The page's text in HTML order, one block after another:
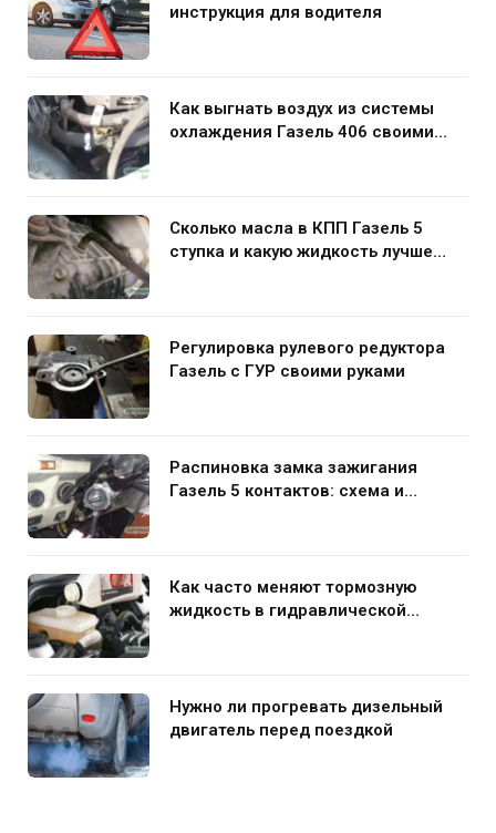
инструкция для водителя
Как выгнать воздух из системы
охлаждения Газель 406 своими
Сколько масла в КПП Газель 5
ступка и какую жидкость лучше
Регулировка рулевого редуктора
Газель с ГУР своими руками
Распиновка замка зажигания
Газель 5 контактов: схема и
Как часто меняют тормозную
жидкость в гидравлической
Нужно ли прогревать дизельный
двигатель перед поездкой